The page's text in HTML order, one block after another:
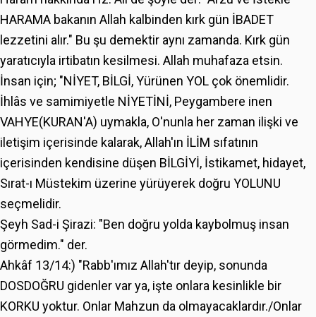
HARAMA bakanın Allah kalbinden kırk gün İBADET
lezzetini alır." Bu şu demektir aynı zamanda. Kırk gün
yaratıcıyla irtibatın kesilmesi. Allah muhafaza etsin.
İnsan için; "NİYET, BİLGİ, Yürünen YOL çok önemlidir.
İhlâs ve samimiyetle NİYETİNİ, Peygambere inen
VAHYE(KURAN'A) uymakla, O'nunla her zaman ilişki ve
iletişim içerisinde kalarak, Allah'ın İLİM sıfatının
içerisinden kendisine düşen BİLGİYİ, İstikamet, hidayet,
Sırat-ı Müstekim üzerine yürüyerek doğru YOLUNU
seçmelidir.
Şeyh Sad-i Şirazi: "Ben doğru yolda kaybolmuş insan
görmedim." der.
Ahkâf 13/14:) "Rabb'ımız Allah'tır deyip, sonunda
DOSDOĞRU gidenler var ya, işte onlara kesinlikle bir
KORKU yoktur. Onlar Mahzun da olmayacaklardır./Onlar